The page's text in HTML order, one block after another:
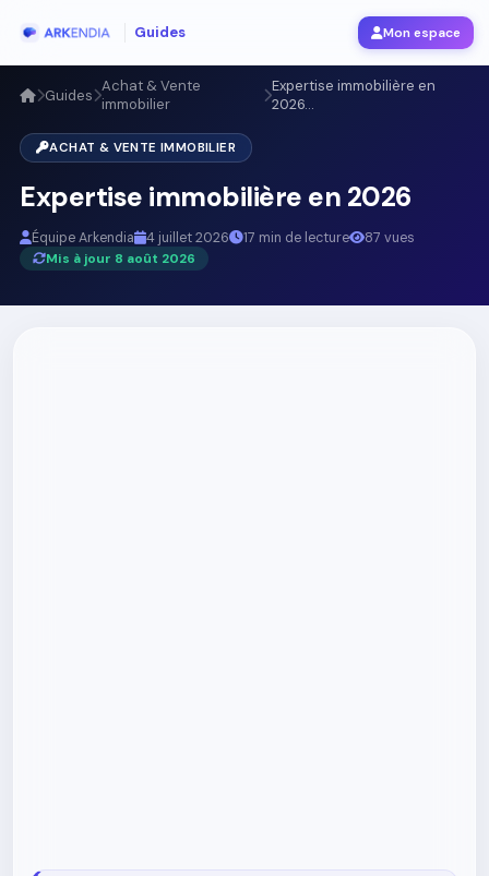
Guides Mon espace
Guides Achat & Vente
immobilier
Expertise immobilière en
2026...
ACHAT & VENTE IMMOBILIER
Expertise immobilière en 2026
Équipe Arkendia 4 juillet 2026 17 min de lecture
87 vues
Mis à jour 8 août 2026